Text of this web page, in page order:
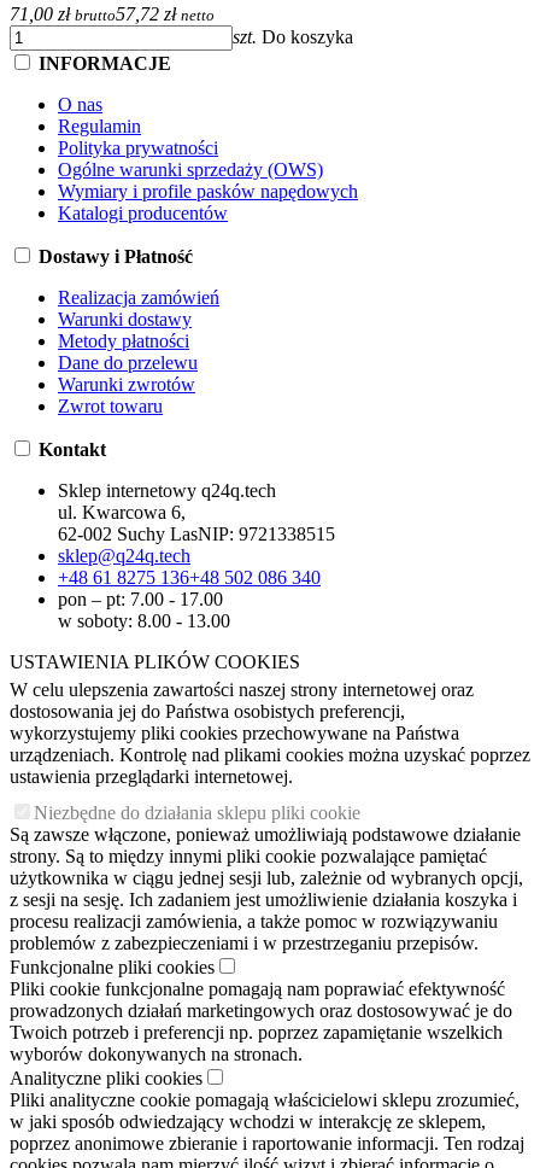
71,00 zł brutto57,72 zł netto
szt. Do koszyka
INFORMACJE
O nas
Regulamin
Polityka prywatności
Ogólne warunki sprzedaży (OWS)
Wymiary i profile pasków napędowych
Katalogi producentów
Dostawy i Płatność
Realizacja zamówień
Warunki dostawy
Metody płatności
Dane do przelewu
Warunki zwrotów
Zwrot towaru
Kontakt
Sklep internetowy q24q.tech
ul. Kwarcowa 6,
62-002 Suchy LasNIP: 9721338515
sklep@q24q.tech
+48 61 8275 136+48 502 086 340
pon – pt: 7.00 - 17.00
w soboty: 8.00 - 13.00
USTAWIENIA PLIKÓW COOKIES
W celu ulepszenia zawartości naszej strony internetowej oraz
dostosowania jej do Państwa osobistych preferencji,
wykorzystujemy pliki cookies przechowywane na Państwa
urządzeniach. Kontrolę nad plikami cookies można uzyskać poprzez
ustawienia przeglądarki internetowej.
Niezbędne do działania sklepu pliki cookie
Są zawsze włączone, ponieważ umożliwiają podstawowe działanie
strony. Są to między innymi pliki cookie pozwalające pamiętać
użytkownika w ciągu jednej sesji lub, zależnie od wybranych opcji,
z sesji na sesję. Ich zadaniem jest umożliwienie działania koszyka i
procesu realizacji zamówienia, a także pomoc w rozwiązywaniu
problemów z zabezpieczeniami i w przestrzeganiu przepisów.
Funkcjonalne pliki cookies
Pliki cookie funkcjonalne pomagają nam poprawiać efektywność
prowadzonych działań marketingowych oraz dostosowywać je do
Twoich potrzeb i preferencji np. poprzez zapamiętanie wszelkich
wyborów dokonywanych na stronach.
Analityczne pliki cookies
Pliki analityczne cookie pomagają właścicielowi sklepu zrozumieć,
w jaki sposób odwiedzający wchodzi w interakcję ze sklepem,
poprzez anonimowe zbieranie i raportowanie informacji. Ten rodzaj